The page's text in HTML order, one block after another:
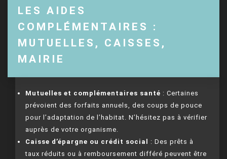
LES AIDES
COMPLÉMENTAIRES :
MUTUELLES, CAISSES,
MAIRIE
Mutuelles et complémentaires santé : Certaines
prévoient des forfaits annuels, des coups de pouce
pour l’adaptation de l’habitat. N’hésitez pas à vérifier
auprès de votre organisme.
Caisse d’épargne ou crédit social
: Des prêts à
taux réduits ou à remboursement différé peuvent être